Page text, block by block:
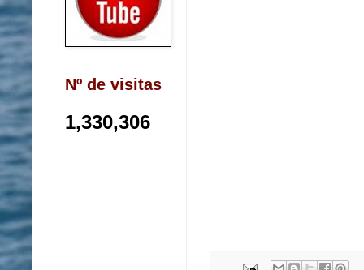
Nº de visitas
1,330,306